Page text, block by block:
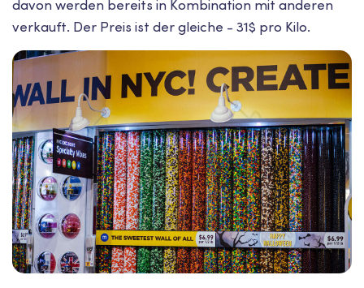
davon werden bereits in Kombination mit anderen
verkauft. Der Preis ist der gleiche - 31$ pro Kilo.